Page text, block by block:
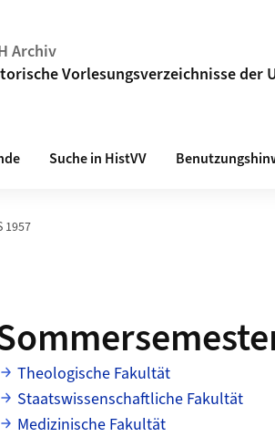
Archiv
Vorlesungsverzeichnisse der
Suche in HistVV
1957
Theologische Fakultät
Staatswissenschaftliche Fakultät
Medizinische Fakultät